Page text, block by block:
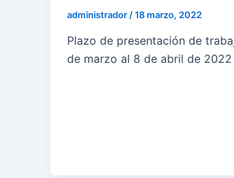
administrador /18 marzo, 2022
Plazo de presentación de
de marzo al 8 de abril de 2022